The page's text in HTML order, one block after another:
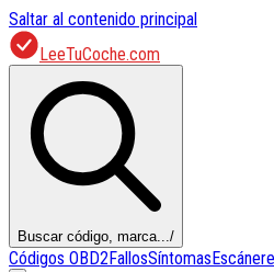
Saltar al contenido principal
LeeTuCoche.com
Buscar código, marca.../
Códigos OBD2FallosSíntomas